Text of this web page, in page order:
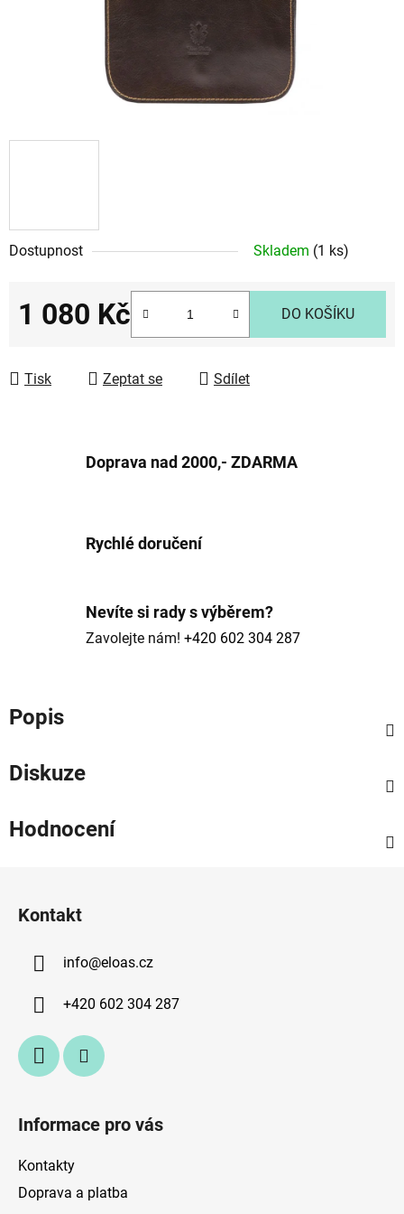
Dostupnost Skladem (1 ks)
1 080 Kč DO KOŠÍKU
Tisk Zeptat se Sdílet
Doprava nad 2000,- ZDARMA
Rychlé doručení
Nevíte si rady s výběrem?
Zavolejte nám! +420 602 304 287
Popis
Diskuze
Hodnocení
Kontakt
info@eloas.cz
+420 602 304 287
Informace pro vás
Kontakty
Doprava a platba